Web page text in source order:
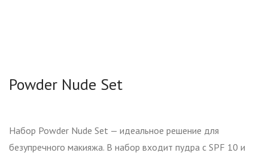
Powder Nude Set
Набор Powder Nude Set — идеальное решение для
безупречного макияжа. В набор входит пудра с SPF 10 и